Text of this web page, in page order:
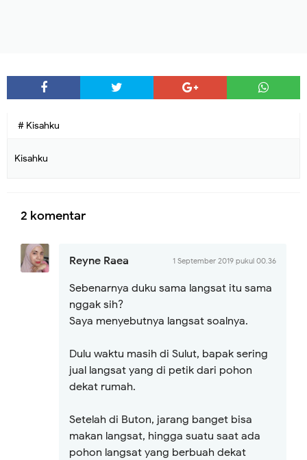
# Kisahku
Kisahku
2 komentar
Reyne Raea 1 September 2019 pukul 00.36
Sebenarnya duku sama langsat itu sama
nggak sih?
Saya menyebutnya langsat soalnya.
Dulu waktu masih di Sulut, bapak sering
jual langsat yang di petik dari pohon
dekat rumah.
Setelah di Buton, jarang banget bisa
makan langsat, hingga suatu saat ada
pohon langsat yang berbuah dekat